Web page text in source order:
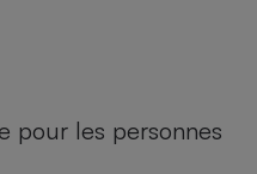
pour les personnes